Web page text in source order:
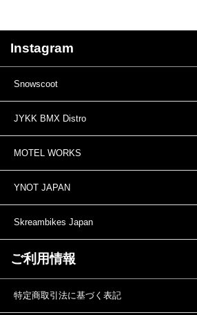
Instagram
Snowscoot
JYKK BMX Distro
MOTEL WORKS
YNOT JAPAN
Skreambikes Japan
ご利用情報
特定商取引法に基づく表記